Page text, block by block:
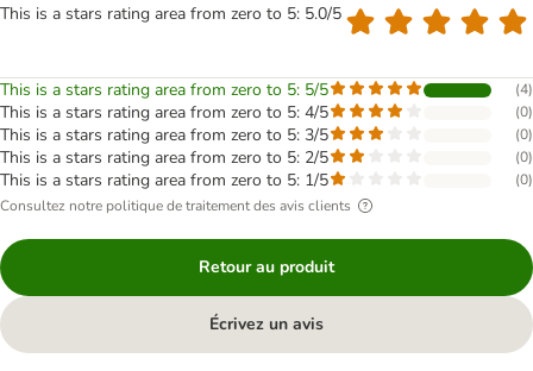
This is a stars rating area from zero to 5: 5.0/5
This is a stars rating area from zero to 5: 5/5 (4)
This is a stars rating area from zero to 5: 4/5 (0)
This is a stars rating area from zero to 5: 3/5 (0)
This is a stars rating area from zero to 5: 2/5 (0)
This is a stars rating area from zero to 5: 1/5 (0)
Consultez notre politique de traitement des avis clients
Retour au produit
Écrivez un avis